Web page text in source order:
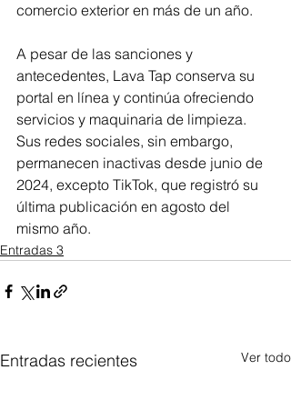
comercio exterior en más de un año.
A pesar de las sanciones y
antecedentes, Lava Tap conserva su
portal en línea y continúa ofreciendo
servicios y maquinaria de limpieza.
Sus redes sociales, sin embargo,
permanecen inactivas desde junio de
2024, excepto TikTok, que registró su
última publicación en agosto del
mismo año.
Entradas 3
Entradas recientes Ver todo